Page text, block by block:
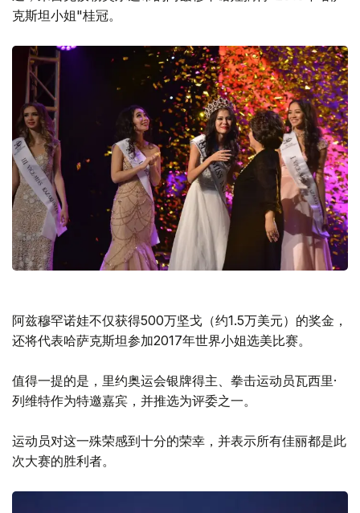
克斯坦小姐"桂冠。
阿兹穆罕诺娃不仅获得500万坚戈（约1.5万美元）的奖金，
还将代表哈萨克斯坦参加2017年世界小姐选美比赛。
值得一提的是，里约奥运会银牌得主、拳击运动员瓦西里·
列维特作为特邀嘉宾，并推选为评委之一。
运动员对这一殊荣感到十分的荣幸，并表示所有佳丽都是此
次大赛的胜利者。